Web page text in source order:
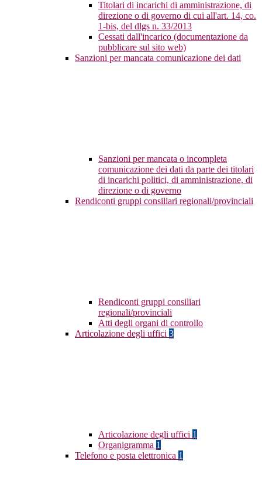
Titolari di incarichi di amministrazione, di
direzione o di governo di cui all'art. 14, co.
1-bis, del dlgs n. 33/2013
Cessati dall'incarico (documentazione da
pubblicare sul sito web)
Sanzioni per mancata comunicazione dei dati
Sanzioni per mancata o incompleta
comunicazione dei dati da parte dei titolari
di incarichi politici, di amministrazione, di
direzione o di governo
Rendiconti gruppi consiliari regionali/provinciali
Rendiconti gruppi consiliari
regionali/provinciali
Atti degli organi di controllo
Articolazione degli uffici 3
Articolazione degli uffici 1
Organigramma 1
Telefono e posta elettronica 1